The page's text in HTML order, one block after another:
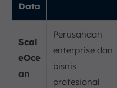
Data
Scal
eOce
an
Perusahaan
enterprise dan
bisnis
profesional